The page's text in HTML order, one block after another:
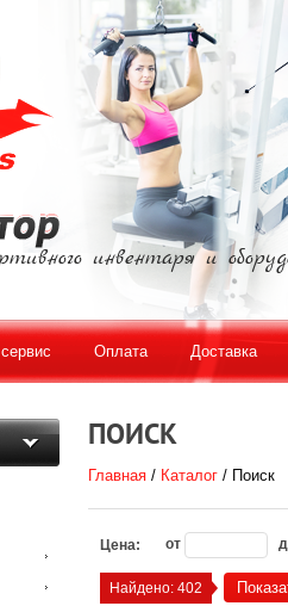
инвентаря и
Оплата Доставка
ПОИСК
Главная/ Каталог/ Поиск
Цена: от
Найдено: 402